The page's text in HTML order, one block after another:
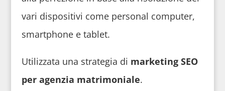
vari dispositivi come personal computer,
smartphone e tablet.
Utilizzata una strategia di marketing SEO
per agenzia matrimoniale.